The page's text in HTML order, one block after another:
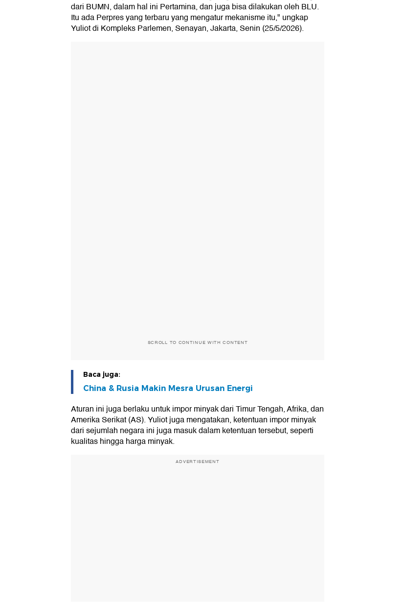
dari BUMN, dalam hal ini Pertamina, dan juga bisa dilakukan oleh BLU.
Itu ada Perpres yang terbaru yang mengatur mekanisme itu," ungkap
Yuliot di Kompleks Parlemen, Senayan, Jakarta, Senin (25/5/2026).
SCROLL TO CONTINUE WITH CONTENT
Baca juga:
China & Rusia Makin Mesra Urusan Energi
Aturan ini juga berlaku untuk impor minyak dari Timur Tengah, Afrika, dan
Amerika Serikat (AS). Yuliot juga mengatakan, ketentuan impor minyak
dari sejumlah negara ini juga masuk dalam ketentuan tersebut, seperti
kualitas hingga harga minyak.
ADVERTISEMENT